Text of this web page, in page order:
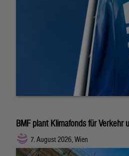
BMF plant Klimafonds für Verkehr
7. August 2026, Wien